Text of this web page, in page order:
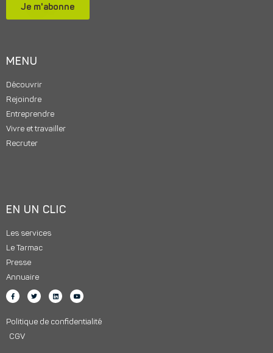
Je m'abonne
MENU
Découvrir
Rejoindre
Entreprendre
Vivre et travailler
Recruter
EN UN CLIC
Les services
Le Tarmac
Presse
Annuaire
Politique de confidentialité
CGV